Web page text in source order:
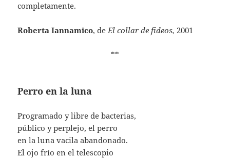
completamente.
Roberta Iannamico, deEl collar de fideos,2001
**
Perro en la luna
Programado y libre de bacterias,
público y perplejo, el perro
en la luna vacila abandonado.
El ojo frío en el telescopio